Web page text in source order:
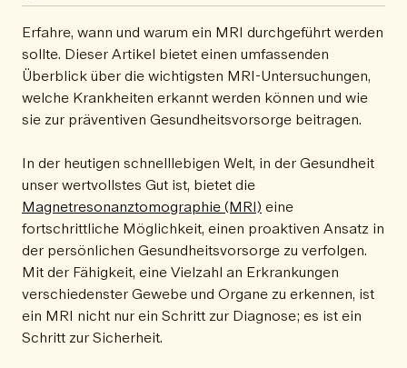
Erfahre, wann und warum ein MRI durchgeführt werden
sollte. Dieser Artikel bietet einen umfassenden
Überblick über die wichtigsten MRI-Untersuchungen,
welche Krankheiten erkannt werden können und wie
sie zur präventiven Gesundheitsvorsorge beitragen.
In der heutigen schnelllebigen Welt, in der Gesundheit
unser wertvollstes Gut ist, bietet die
Magnetresonanztomographie (MRI) eine
fortschrittliche Möglichkeit, einen proaktiven Ansatz in
der persönlichen Gesundheitsvorsorge zu verfolgen.
Mit der Fähigkeit, eine Vielzahl an Erkrankungen
verschiedenster Gewebe und Organe zu erkennen, ist
ein MRI nicht nur ein Schritt zur Diagnose; es ist ein
Schritt zur Sicherheit.